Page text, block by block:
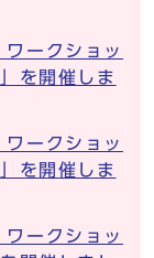
ークショッ
を開催しま
ークショッ
を開催しま
ークショッ